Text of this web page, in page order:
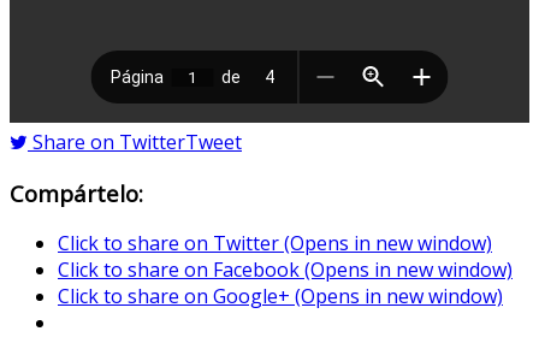
Share on TwitterTweet
Compártelo:
Click to share on Twitter (Opens in new window)
Click to share on Facebook (Opens in new window)
Click to share on Google+ (Opens in new window)